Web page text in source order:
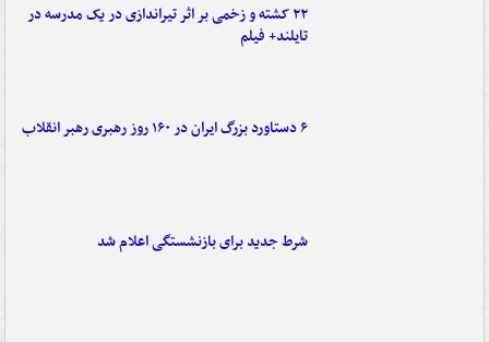
۲۲ کشته و زخمی بر اثر تیراندازی در یک مدرسه در
تایلند+ فیلم
۶ دستاورد بزرگ ایران در ۱۶۰ روز رهبری رهبر انقلاب
شرط جدید برای بازنشستگی اعلام شد